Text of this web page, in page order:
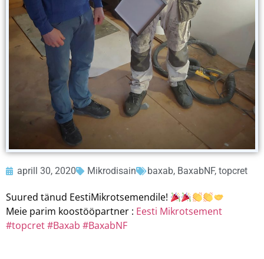
aprill 30, 2020 Mikrodisain baxab, BaxabNF, topcret
Suured tänud EestiMikrotsemendile!
Meie parim koostööpartner : Eesti Mikrotsement
#topcret#Baxab #BaxabNF